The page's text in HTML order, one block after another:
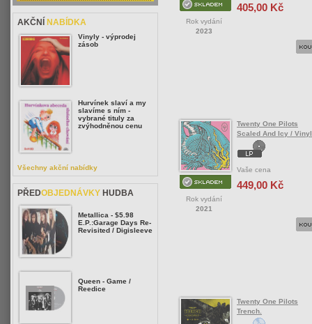
Rok vydání
2023
405,00 Kč
Rok vydání
2021
Twenty One Pilots
Scaled And Icy / Vinyl
Vaše cena
449,00 Kč
Twenty One Pilots
Trench.
AKČNÍ NABÍDKA
Vinyly - výprodej
zásob
Hurvínek slaví a my
slavíme s ním -
vybrané tituly za
zvýhodněnou cenu
Všechny akční nabídky
PŘEDOBJEDNÁVKY HUDBA
Metallica - $5.98
E.P.:Garage Days Re-
Revisited / Digisleeve
Queen - Game /
Reedice